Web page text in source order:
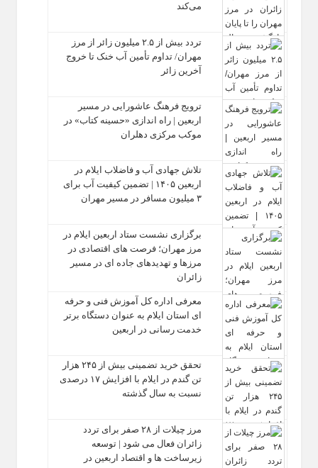
می‌کند
تردد بیش از ۲.۵ میلیون زائر از مرز
مهران/ تداوم تأمین آب خنک تا خروج
آخرین زائر
ترویج فرهنگ عاشورایی در مسیر
اربعین | راه‌ اندازی «حسینه کتاب» در
موکب مرکزی دهلران
تلاش جهادی آب و فاضلاب ایلام در
اربعین ۱۴۰۵ | تضمین کیفیت آب برای
۳ میلیون مسافر در مسیر مهران
برگزاری نشست ستاد اربعین ایلام در
مرز مهران؛ فرصت‌ های اقتصادی در
مرزها و تهدیدهای جاده‌ ای در مسیر
زائران
معرفی اداره کل آموزش فنی و حرفه‌
ای استان ایلام به‌ عنوان دستگاه برتر
خدمت‌ رسانی در اربعین
تحقق خرید تضمینی بیش از ۲۴۵ هزار
تن گندم در ایلام با افزایش ۱۷ درصدی
نسبت به سال گذشته
مرز چیلات از ۲۸ صفر برای تردد
زائران فعال می‌ شود | توسعه
زیرساخت‌ ها و اقتصاد اربعین در